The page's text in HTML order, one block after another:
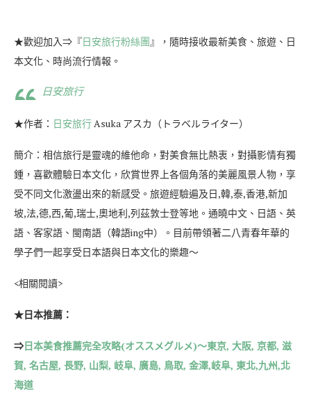
★歡迎加入⇒『日安旅行粉絲團』，隨時接收最新美食、旅遊、日
本文化、時尚流行情報。
日安旅行
★作者： 日安旅行Asuka アスカ（トラベルライター）
簡介：相信旅行是靈魂的維他命，對美食無比熱衷，對攝影情有獨
鍾，喜歡體驗日本文化，欣賞世界上各個角落的美麗風景人物，享
受不同文化激盪出來的新感受。旅遊經驗遍及日,韓,泰,香港,新加
坡,法,德,西,葡,瑞士,奧地利,列茲敦士登等地。通曉中文、日語、英
語、客家語、閩南語（韓語ing中）。目前帶領著二八青春年華的
學子們一起享受日本語與日本文化的樂趣～
<相關閱讀>
★日本推薦：
⇒日本美食推薦完全攻略(オススメグルメ)～東京, 大阪, 京都, 滋
賀, 名古屋, 長野, 山梨, 岐阜, 廣島, 鳥取, 金澤,岐阜, 東北,九州,北
海道